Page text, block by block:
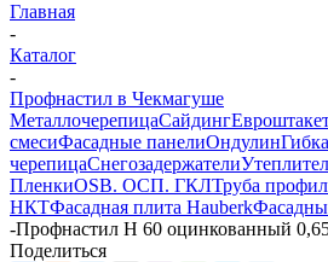
Главная
-
Каталог
-
Профнастил в Чекмагуше
МеталлочерепицаСайдинг
смесиФасадные панелиОндулин
черепицаСнегозадержатели
ПленкиOSB. ОСП. ГКЛТруба
НКТФасадная плита Hauberk
-Профнастил Н 60 оцинкованный
Поделиться